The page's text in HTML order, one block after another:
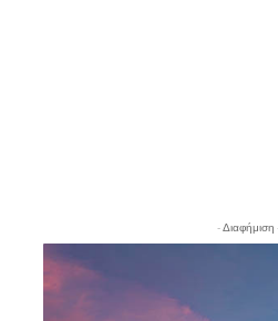
- Διαφήμιση